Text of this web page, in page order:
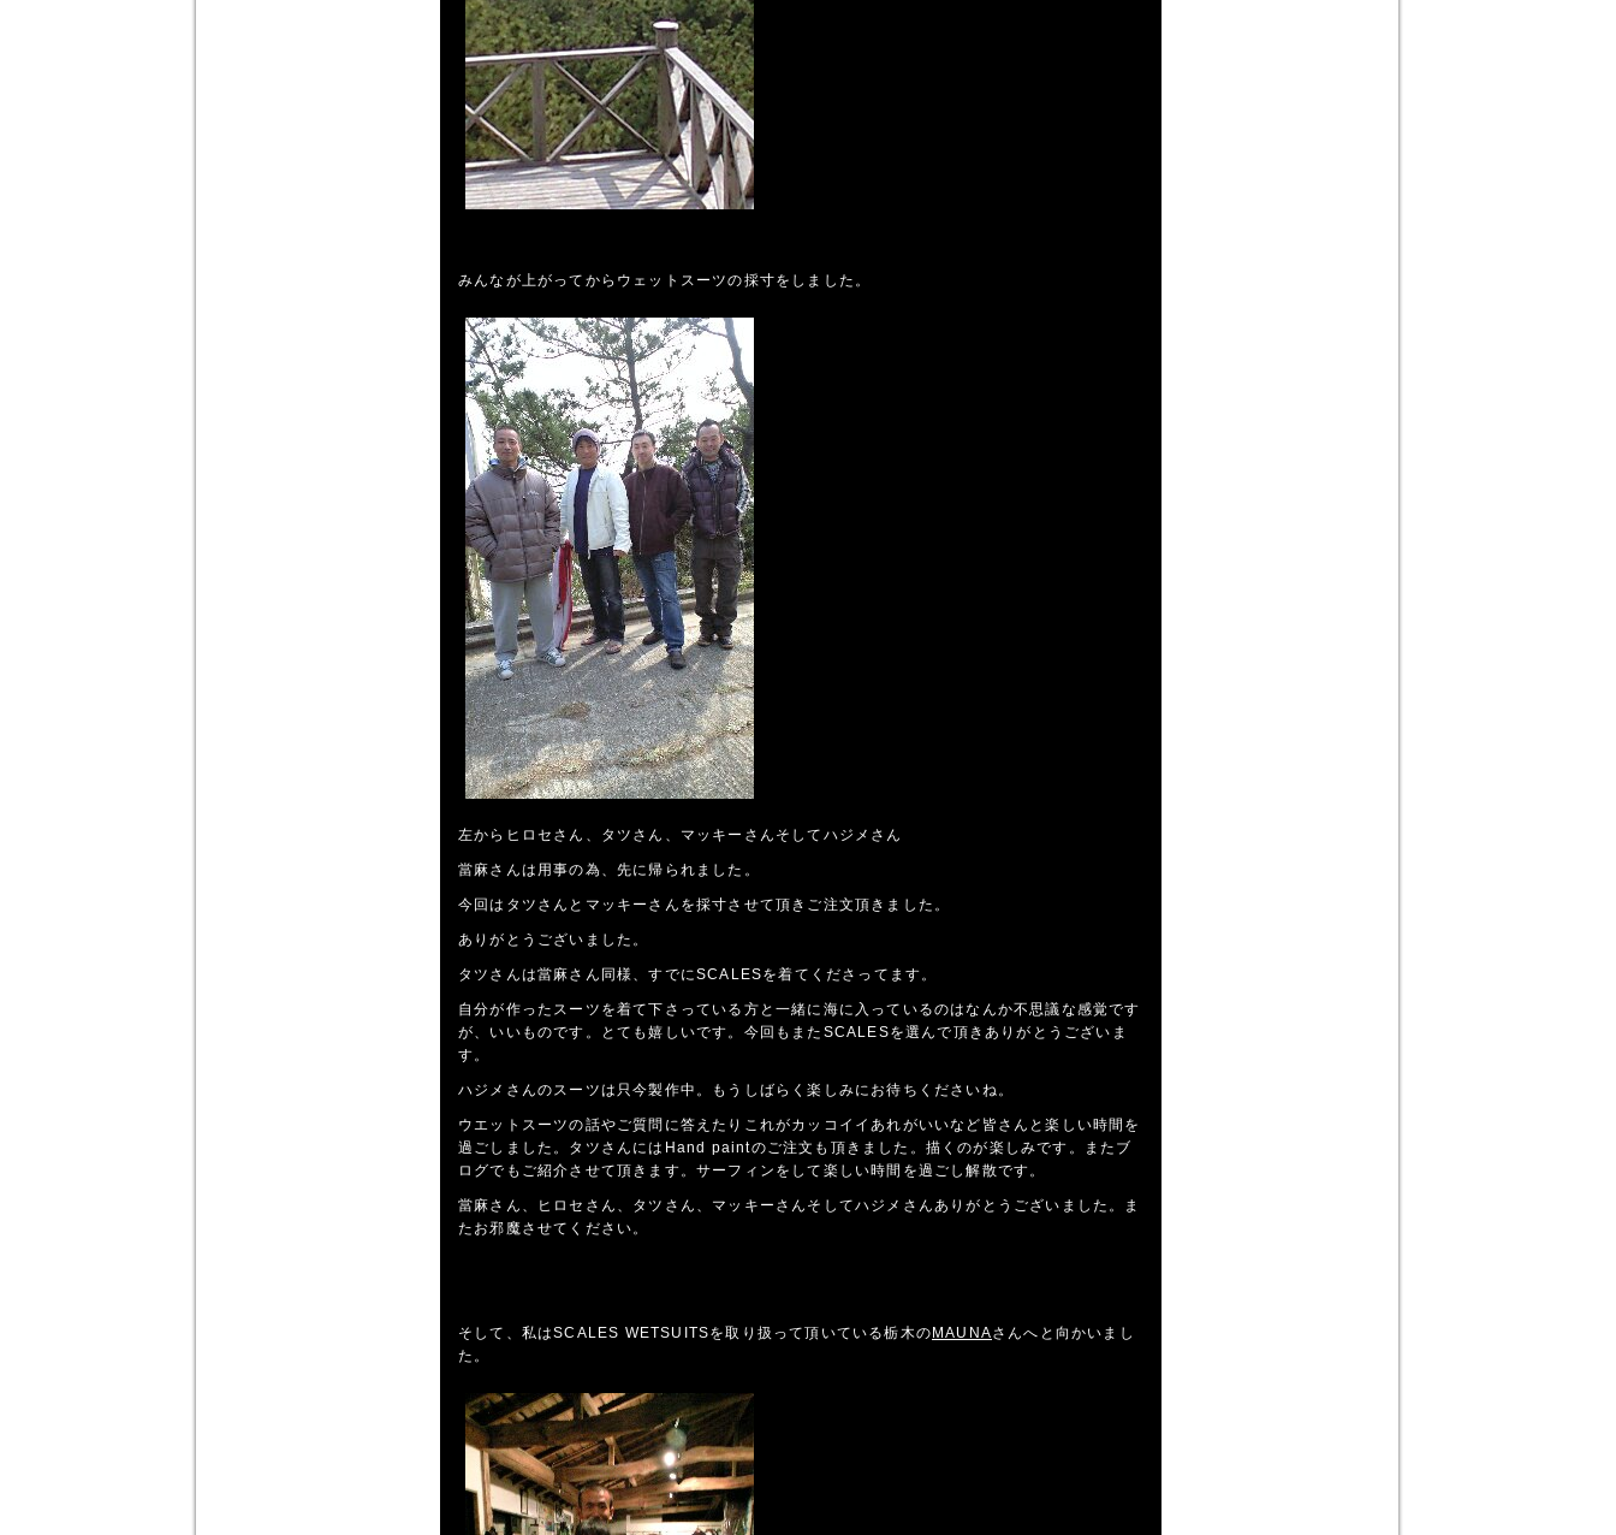
みんなが上がってからウェットスーツの採寸をしました。
左からヒロセさん、タツさん、マッキーさんそしてハジメさん
當麻さんは用事の為、先に帰られました。
今回はタツさんとマッキーさんを採寸させて頂きご注文頂きました。
ありがとうございました。
タツさんは當麻さん同様、すでにSCALESを着てくださってます。
自分が作ったスーツを着て下さっている方と一緒に海に入っているのはなんか不思議な感覚です
が、いいものです。とても嬉しいです。今回もまたSCALESを選んで頂きありがとうございま
す。
ハジメさんのスーツは只今製作中。もうしばらく楽しみにお待ちくださいね。
ウエットスーツの話やご質問に答えたりこれがカッコイイあれがいいなど皆さんと楽しい時間を
過ごしました。タツさんにはHand paintのご注文も頂きました。描くのが楽しみです。またブ
ログでもご紹介させて頂きます。サーフィンをして楽しい時間を過ごし解散です。
當麻さん、ヒロセさん、タツさん、マッキーさんそしてハジメさんありがとうございました。ま
たお邪魔させてください。
そして、私はSCALES WETSUITSを取り扱って頂いている栃木の MAUNAさんへと向かいまし
た。